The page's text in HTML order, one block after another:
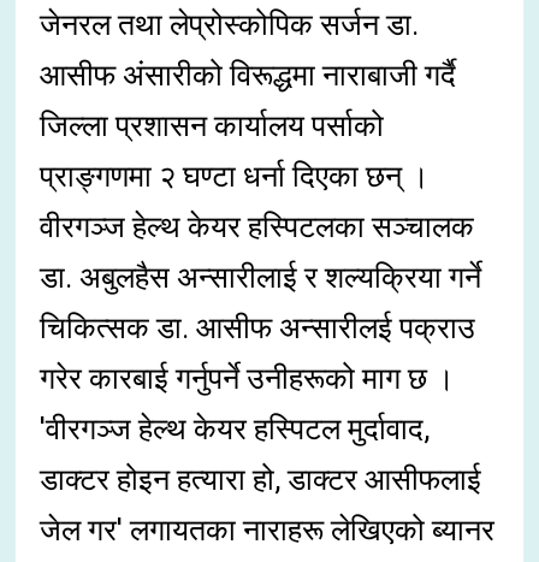
जेनरल तथा लेप्रोस्कोपिक सर्जन डा.
आसीफ अंसारीको विरूद्धमा नाराबाजी गर्दै
जिल्ला प्रशासन कार्यालय पर्साको
प्राङ्गणमा २ घण्टा धर्ना दिएका छन् ।
वीरगञ्ज हेल्थ केयर हस्पिटलका सञ्चालक
डा. अबुलहैस अन्सारीलाई र शल्यक्रिया गर्ने
चिकित्सक डा. आसीफ अन्सारीलई पक्राउ
गरेर कारबाई गर्नुपर्ने उनीहरूको माग छ ।
'वीरगञ्ज हेल्थ केयर हस्पिटल मुर्दावाद,
डाक्टर होइन हत्यारा हो, डाक्टर आसीफलाई
जेल गर' लगायतका नाराहरू लेखिएको ब्यानर